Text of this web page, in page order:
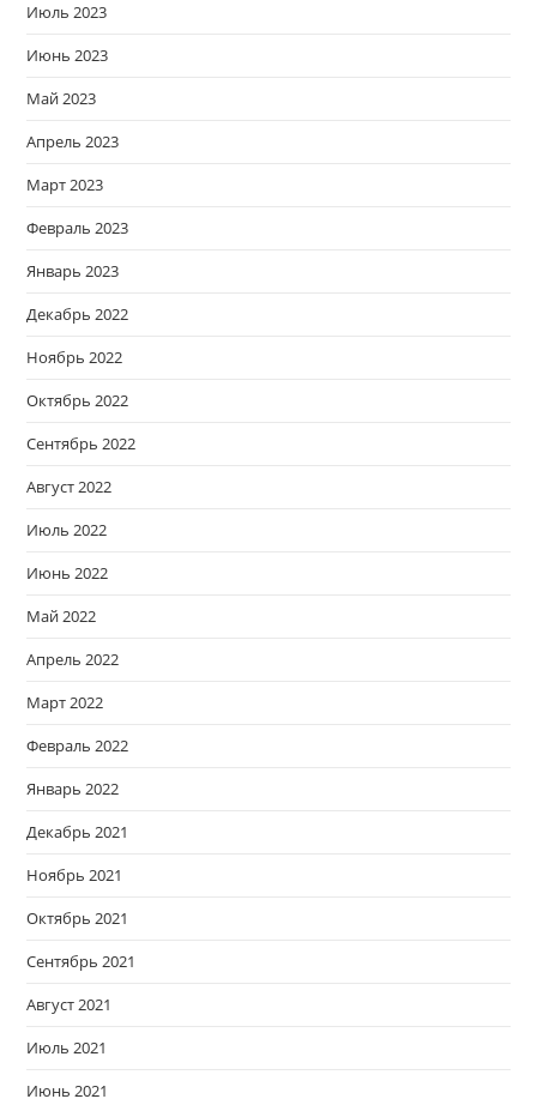
Июль 2023
Июнь 2023
Май 2023
Апрель 2023
Март 2023
Февраль 2023
Январь 2023
Декабрь 2022
Ноябрь 2022
Октябрь 2022
Сентябрь 2022
Август 2022
Июль 2022
Июнь 2022
Май 2022
Апрель 2022
Март 2022
Февраль 2022
Январь 2022
Декабрь 2021
Ноябрь 2021
Октябрь 2021
Сентябрь 2021
Август 2021
Июль 2021
Июнь 2021